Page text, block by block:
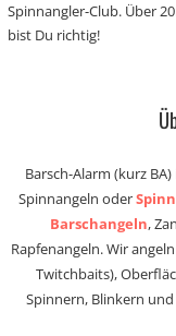
Spinnangler-Club. Über
bist Du richtig!
Barsch-Alarm (kurz
Spinnangeln oder
Barschangeln,
Rapfenangeln. Wir
Twitchbaits),
Spinnern, Blinkern